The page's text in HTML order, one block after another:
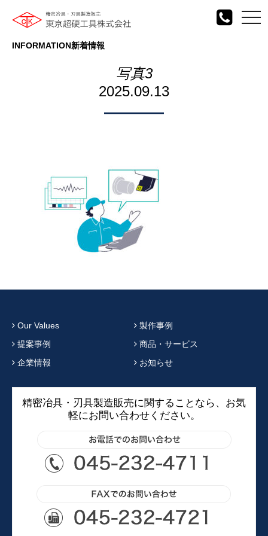
INFORMATION新着情報
写真3
2025.09.13
Our Values
製作事例
提案事例
商品・サービス
企業情報
お知らせ
精密冶具・刃具製造販売に関することなら、お気
軽にお問い合わせください。